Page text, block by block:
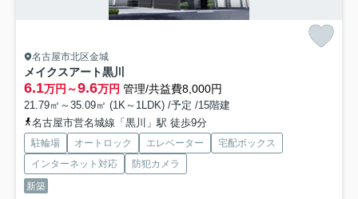
名古屋市北区金城
メイクスアート黒川
6.1万円～9.6万円 管理/共益費8,000円
21.79㎡～35.09㎡ (1K～1LDK) /予定 /15階建
名古屋市営名城線「黒川」駅 徒歩9分
駐輪場 オートロック エレベーター
宅配ボックス
インターネット対応
防犯カメラ
新築